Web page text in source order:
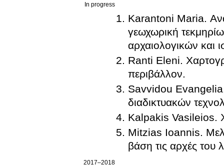
In progress
Karantoni Maria.
γεωχωρική
αρχαιολογικών και
Ranti Eleni.
περιβάλλον.
Savvidou
διαδικτυακών
Kalpakis Vasileios.
Mitzias Ioannis.
βάση τις αρχές του
2017–2018